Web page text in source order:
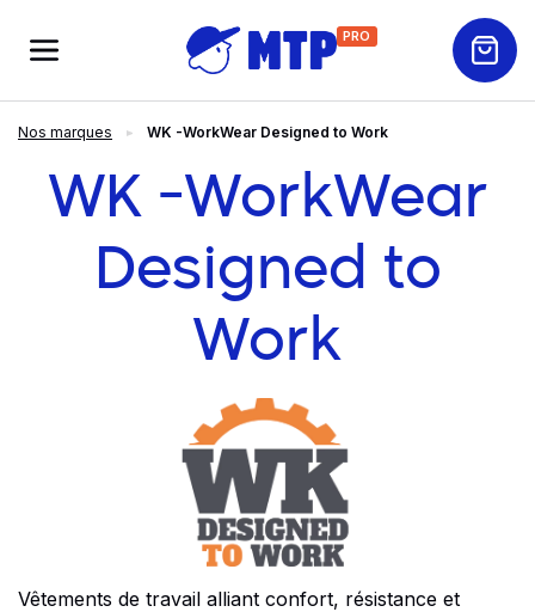
PRO
Nos marques WK -WorkWear Designed to Work
WK -WorkWear
Designed to
Work
Vêtements de travail alliant confort, résistance et